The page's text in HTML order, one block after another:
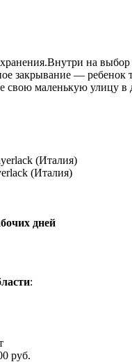
на
закрывание —
свою маленькую улицу в
(Италия)
(Италия)
дней
:
руб.